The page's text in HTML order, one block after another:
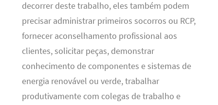
decorrer deste trabalho, eles também podem
precisar administrar primeiros socorros ou RCP,
fornecer aconselhamento profissional aos
clientes, solicitar peças, demonstrar
conhecimento de componentes e sistemas de
energia renovável ou verde, trabalhar
produtivamente com colegas de trabalho e